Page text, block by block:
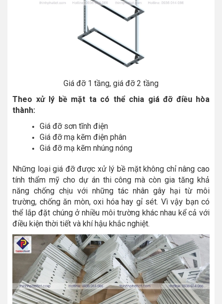
Giá đỡ 1 tầng, giá đỡ 2 tầng
Theo xử lý bề mặt ta có thể chia giá đỡ điều hòa
thành:
Giá đỡ sơn tĩnh điện
Giá đỡ mạ kẽm điện phân
Giá đỡ mạ kẽm nhúng nóng
Những loại giá đỡ được xử lý bề mặt không chỉ nâng cao
tính thẩm mỹ cho dự án thi công mà còn gia tăng khả
năng chống chịu với những tác nhân gây hại từ môi
trường, chống ăn mòn, oxi hóa hay gỉ sét. Vì vậy bạn có
thể lắp đặt chúng ở nhiều môi trường khác nhau kể cả với
điều kiện thời tiết và khí hậu khắc nghiệt.